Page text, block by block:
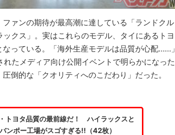
ァンの期待が最高潮に達している「ランドクル
クス」。実はこれらのモデル、タイにあるトヨ
っている。「海外生産モデルは品質が心配……」
たメディア向け公開イベントで明らかになった
倒的な「クオリティへのこだわり」だった。
トヨタ品質の最前線だ！ ハイラックスと
ンポー工場がスゴすぎる!!（42枚）